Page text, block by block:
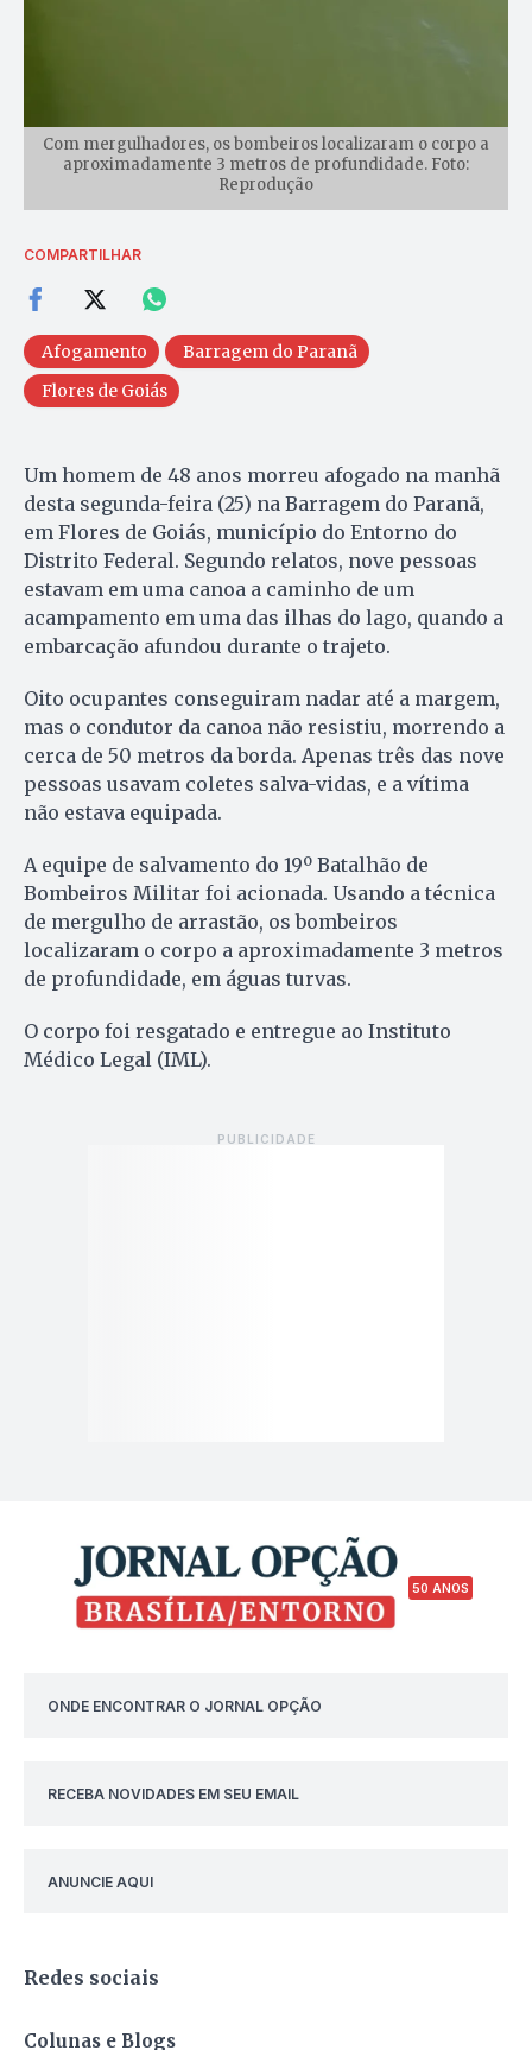
Com mergulhadores, os bombeiros localizaram o corpo a
aproximadamente 3 metros de profundidade. Foto:
Reprodução
COMPARTILHAR
Afogamento
Barragem do Paranã
Flores de Goiás
Um homem de 48 anos morreu afogado na manhã
desta segunda-feira (25) na Barragem do Paranã,
em Flores de Goiás, município do Entorno do
Distrito Federal. Segundo relatos, nove pessoas
estavam em uma canoa a caminho de um
acampamento em uma das ilhas do lago, quando a
embarcação afundou durante o trajeto.
Oito ocupantes conseguiram nadar até a margem,
mas o condutor da canoa não resistiu, morrendo a
cerca de 50 metros da borda. Apenas três das nove
pessoas usavam coletes salva-vidas, e a vítima
não estava equipada.
A equipe de salvamento do 19º Batalhão de
Bombeiros Militar foi acionada. Usando a técnica
de mergulho de arrastão, os bombeiros
localizaram o corpo a aproximadamente 3 metros
de profundidade, em águas turvas.
O corpo foi resgatado e entregue ao Instituto
Médico Legal (IML).
50 ANOS
ONDE ENCONTRAR O JORNAL OPÇÃO
RECEBA NOVIDADES EM SEU EMAIL
ANUNCIE AQUI
Redes sociais
Colunas e Blogs